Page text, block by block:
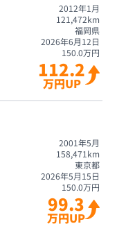
2012年1月
121,472km
福岡県
2026年6月12日
150.0万円
112.2
万円UP
2001年5月
158,471 km
東京都
2026年5月15日
150.0万円
99.3
万円UP